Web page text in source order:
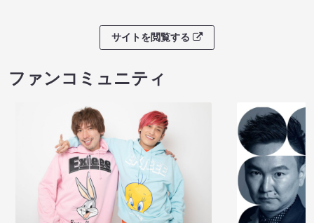
サイトを閲覧する
ファンコミュニティ